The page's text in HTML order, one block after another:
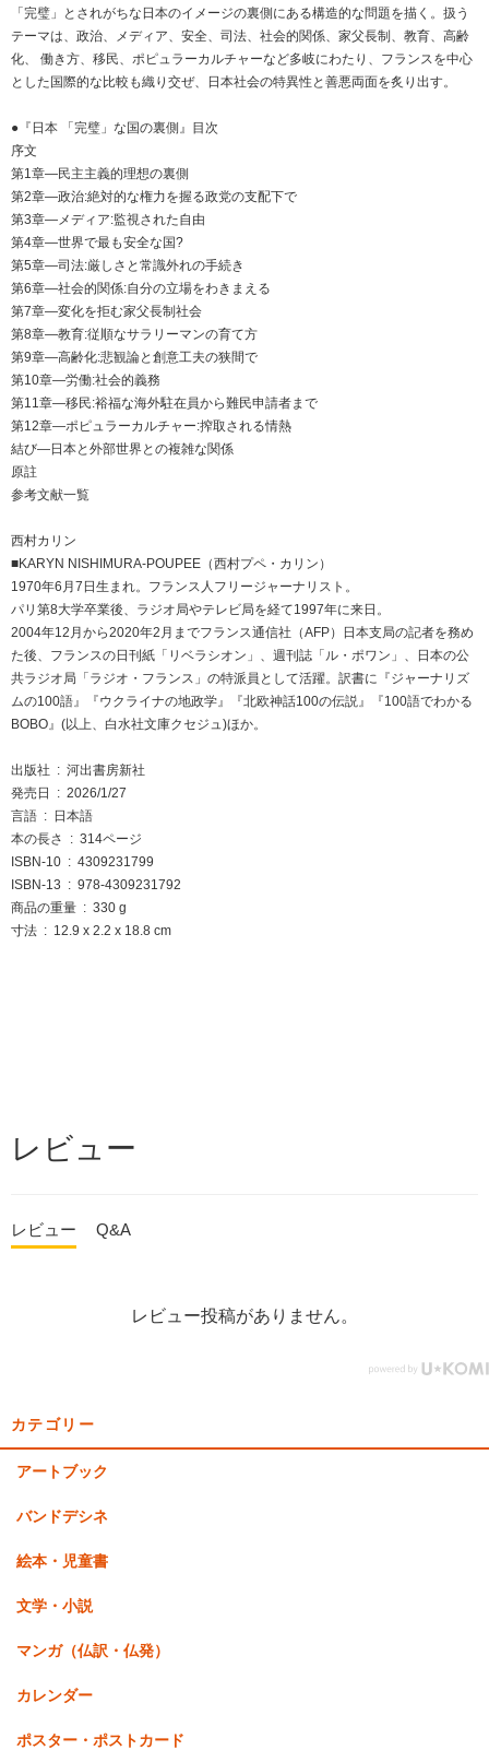
「完璧」とされがちな日本のイメージの裏側にある構造的な問題を描く。扱う
テーマは、政治、メディア、安全、司法、社会的関係、家父長制、教育、高齢
化、 働き方、移民、ポピュラーカルチャーなど多岐にわたり、フランスを中心
とした国際的な比較も織り交ぜ、日本社会の特異性と善悪両面を炙り出す。
●『日本 「完璧」な国の裏側』目次
序文
第1章―民主主義的理想の裏側
第2章―政治:絶対的な権力を握る政党の支配下で
第3章―メディア:監視された自由
第4章―世界で最も安全な国?
第5章―司法:厳しさと常識外れの手続き
第6章―社会的関係:自分の立場をわきまえる
第7章―変化を拒む家父長制社会
第8章―教育:従順なサラリーマンの育て方
第9章―高齢化:悲観論と創意工夫の狭間で
第10章―労働:社会的義務
第11章―移民:裕福な海外駐在員から難民申請者まで
第12章―ポピュラーカルチャー:搾取される情熱
結び―日本と外部世界との複雑な関係
原註
参考文献一覧
西村カリン
■KARYN NISHIMURA-POUPEE（西村プペ・カリン）
1970年6月7日生まれ。フランス人フリージャーナリスト。
パリ第8大学卒業後、ラジオ局やテレビ局を経て1997年に来日。
2004年12月から2020年2月までフランス通信社（AFP）日本支局の記者を務め
た後、フランスの日刊紙「リベラシオン」、週刊誌「ル・ポワン」、日本の公
共ラジオ局「ラジオ・フランス」の特派員として活躍。訳書に『ジャーナリズ
ムの100語』『ウクライナの地政学』『北欧神話100の伝説』『100語でわかる
BOBO』(以上、白水社文庫クセジュ)ほか。
出版社 ‏ : ‎ 河出書房新社
発売日 ‏ : ‎ 2026/1/27
言語 ‏ : ‎ 日本語
本の長さ ‏ : ‎ 314ページ
ISBN-10 ‏ : ‎ 4309231799
ISBN-13 ‏ : ‎ 978-4309231792
商品の重量 ‏ : ‎ 330 g
寸法 ‏ : ‎ 12.9 x 2.2 x 18.8 cm
レビュー
レビュー Q&A
レビュー投稿がありません。
カテゴリー
アートブック
バンドデシネ
絵本・児童書
文学・小説
マンガ（仏訳・仏発）
カレンダー
ポスター・ポストカード